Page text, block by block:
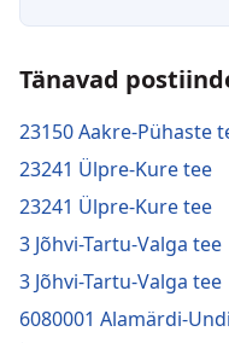
Tänavad
23150 Aakre-Pühaste
23241 Ülpre-Kure tee
23241 Ülpre-Kure tee
3 Jõhvi-Tartu-Valga tee
3 Jõhvi-Tartu-Valga tee
6080001 Alamärdi-Undi